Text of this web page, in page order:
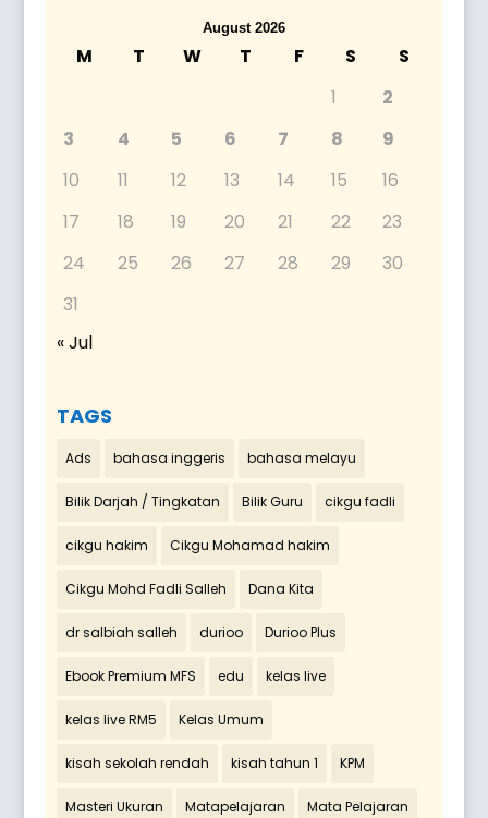
August 2026
M T W T F S
S
1
2
3
4 5 6 7 8
9
10
11 12 13 14 15
16
17
18 19 20 21 22
23
24
25 26 27 28 29
30
31
« Jul
TAGS
Ads bahasa inggeris bahasa melayu
Bilik Darjah / Tingkatan Bilik Guru cikgu fadli
cikgu hakim Cikgu Mohamad hakim
Cikgu Mohd Fadli Salleh Dana Kita
dr salbiah salleh durioo Durioo Plus
Ebook Premium MFS edu kelas live
kelas live RM5 Kelas Umum
kisah sekolah rendah kisah tahun 1 KPM
Masteri Ukuran Matapelajaran Mata Pelajaran